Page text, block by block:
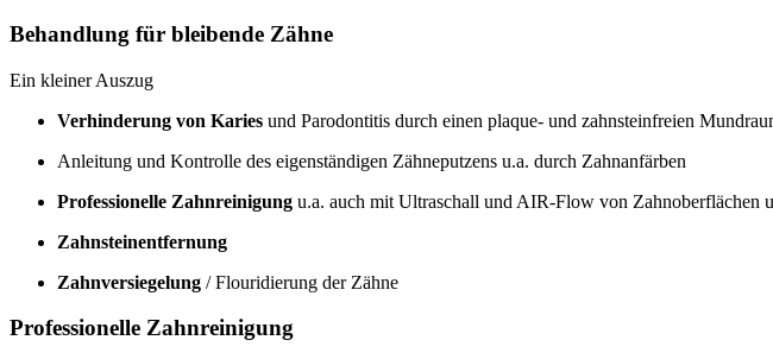
Behandlung für bleibende Zähne
Ein kleiner Auszug
Verhinderung von Karies und Parodontitis durch einen plaque- und zahnsteinfreien
Anleitung und Kontrolle des eigenständigen Zähneputzens u.a. durch Zahnanfärben
Professionelle Zahnreinigung u.a. auch mit Ultraschall und AIR-Flow von Zahnoberflächen
Zahnsteinentfernung
Zahnversiegelung / Flouridierung der Zähne
Professionelle Zahnreinigung